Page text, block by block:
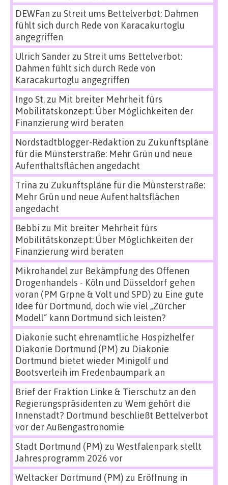
DEWFan zu Streit ums Bettelverbot: Dahmen
fühlt sich durch Rede von Karacakurtoglu
angegriffen
Ulrich Sanderzu Streit ums Bettelverbot:
Dahmen fühlt sich durch Rede von
Karacakurtoglu angegriffen
Ingo St.zu Mit breiter Mehrheit fürs
Mobilitätskonzept: Über Möglichkeiten der
Finanzierung wird beraten
Nordstadtblogger-Redaktion zu Zukunftspläne
für die Münsterstraße: Mehr Grün und neue
Aufenthaltsflächen angedacht
Trina zu Zukunftspläne für die Münsterstraße:
Mehr Grün und neue Aufenthaltsflächen
angedacht
Bebbi zu Mit breiter Mehrheit fürs
Mobilitätskonzept: Über Möglichkeiten der
Finanzierung wird beraten
Mikrohandel zur Bekämpfung des Offenen
Drogenhandels - Köln und Düsseldorf gehen
voran (PM Grpne & Volt und SPD) zu Eine gute
Idee für Dortmund, doch wie viel „Zürcher
Modell“ kann Dortmund sich leisten?
Diakonie sucht ehrenamtliche Hospizhelfer
Diakonie Dortmund (PM) zu Diakonie
Dortmund bietet wieder Minigolf und
Bootsverleih im Fredenbaumpark an
Brief der Fraktion Linke & Tierschutz an den
Regierungspräsidenten zu Wem gehört die
Innenstadt? Dortmund beschließt Bettelverbot
vor der Außengastronomie
Stadt Dortmund (PM) zu Westfalenpark stellt
Jahresprogramm 2026 vor
Weltacker Dortmund (PM) zu Eröffnung in